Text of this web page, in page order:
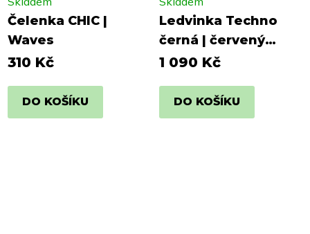
Čelenka CHIC |
Waves
310 Kč
DO KOŠÍKU
Ledvinka Techno
černá | červený
nápis
1 090 Kč
DO KOŠÍKU